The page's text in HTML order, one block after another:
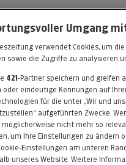
FAQ HILFE
Umgang
verwendet Cookies, um
sowie die Zugriffe zu analysieren
421 -Partner speichern und greifen
oder eindeutige Kennungen auf
für die unter „Wir und
aufgeführten Zwecke.
möglicherweise nicht mehr so
um Ihre Einstellungen zu ändern
Einstellungen am unteren
unseres Website. Weitere